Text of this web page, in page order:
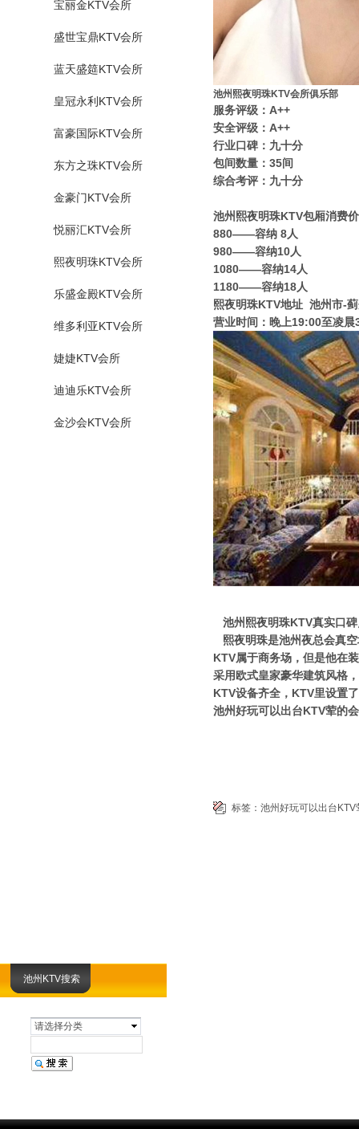
池州KTV搜索
请选择分类
宝丽金KTV会所
盛世宝鼎KTV会所
蓝天盛筵KTV会所
皇冠永利KTV会所
富豪国际KTV会所
东方之珠KTV会所
金豪门KTV会所
悦丽汇KTV会所
熙夜明珠KTV会所
乐盛金殿KTV会所
维多利亚KTV会所
婕婕KTV会所
迪迪乐KTV会所
金沙会KTV会所
池州熙夜明珠KTV会所俱乐部
服务评级：A++
安全评级：A++
行业口碑：九十分
包间数量：35间
综合考评：九十分
池州熙夜明珠KTV包厢消费
880——容纳 8人
980——容纳10人
1080——容纳14人
1180——容纳18人
熙夜明珠KTV地址 池州市-
营业时间：晚上19:00至凌晨
池州熙夜明珠KTV真实口
熙夜明珠是池州夜总会真
KTV属于商务场，但是他在
采用欧式皇家豪华建筑风格
KTV设备齐全，KTV里设置
池州好玩可以出台KTV荤的
标签： 池州好玩可以出台KTV